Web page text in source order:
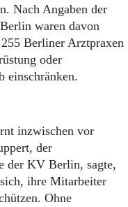
Nach Angaben der
waren davon
Berliner Arztpraxen
oder
einschränken.
inzwischen vor
der
der KV Berlin, sagte,
ihre Mitarbeiter
Ohne